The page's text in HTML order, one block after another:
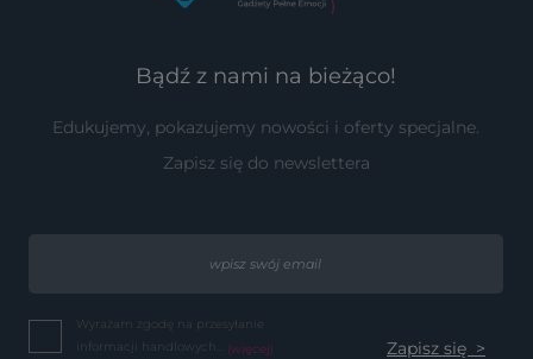
Bądź z nami na bieżąco!
Edukujemy, pokazujemy nowości i oferty specjalne.
Zapisz się do newslettera
Wyrażam zgodę na przesyłanie
informacji handlowych... (więcej)